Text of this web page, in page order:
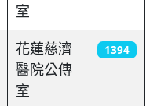
室
花蓮慈濟
醫院公傳
室
1394